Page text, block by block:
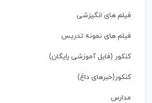
فیلم های انگیزشی
فیلم های نمونه تدریس
کنکور (فایل آموزشی رایگان)
کنکور(خبرهای داغ)
مدارس